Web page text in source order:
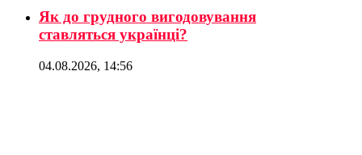
Як до грудного вигодовування
ставляться українці?
04.08.2026, 14:56